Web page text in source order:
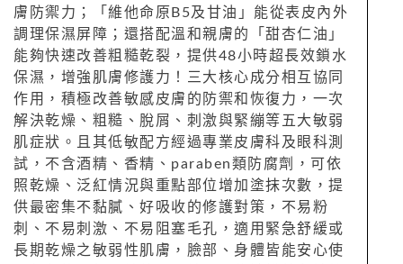
膚防禦力；「維他命原B5及甘油」能從表皮內外
調理保濕屏障；還搭配溫和親膚的「甜杏仁油」
能夠快速改善粗糙乾裂，提供48小時超長效鎖水
保濕，增強肌膚修護力！三大核心成分相互協同
作用，積極改善敏感皮膚的防禦和恢復力，一次
解決乾燥、粗糙、脫屑、刺激與緊繃等五大敏弱
肌症狀。且其低敏配方經過專業皮膚科及眼科測
試，不含酒精、香精、paraben類防腐劑，可依
照乾燥、泛紅情況與重點部位增加塗抹次數，提
供最密集不黏膩、好吸收的修護對策，不易粉
刺、不易刺激、不易阻塞毛孔，適用緊急舒緩或
長期乾燥之敏弱性肌膚，臉部、身體皆能安心使